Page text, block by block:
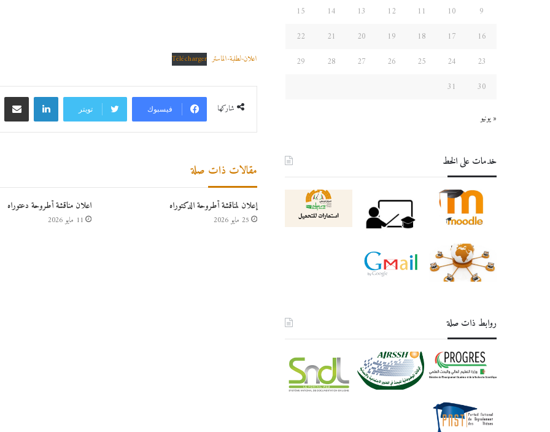
اعلان-لطلبة-الماستر Télécharger
شاركها فيسبوك تويتر
لينكدإن
مقالات ذات صلة
إعلان لمناقشة أطروحة الدكتوراه
25 مايو 2026
اعلان مناقشة أطروحة دعتوراه
11 مايو 2026
9
10
11
12
13
14
15
16
17
18
19
20
21
22
23
24
25
26
27
28
29
30
31
« يونيو
خدمات على الخط
روابط ذات صلة